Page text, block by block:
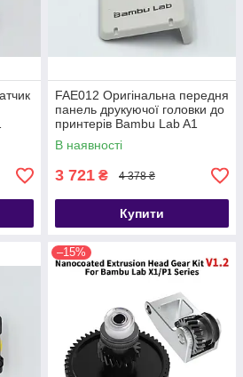
FAE012 Оригінальна передня
панель друкуючої головки до
принтерів Bambu Lab A1
series
В наявності
3 721 ₴ 4 378 ₴
Купити
–15%